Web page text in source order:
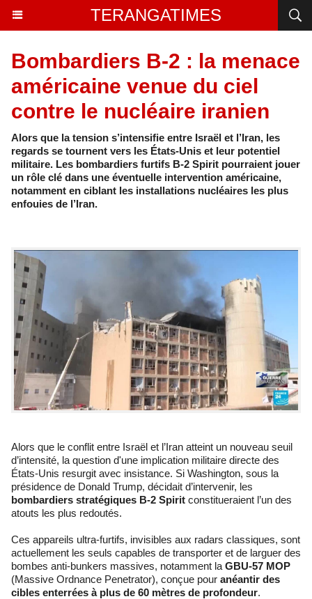
TERANGATIMES
Bombardiers B-2 : la menace
américaine venue du ciel
contre le nucléaire iranien
Alors que la tension s’intensifie entre Israël et l’Iran, les
regards se tournent vers les États-Unis et leur potentiel
militaire. Les bombardiers furtifs B-2 Spirit pourraient jouer
un rôle clé dans une éventuelle intervention américaine,
notamment en ciblant les installations nucléaires les plus
enfouies de l’Iran.
Alors que le conflit entre Israël et l’Iran atteint un nouveau seuil
d’intensité, la question d'une implication militaire directe des
États-Unis resurgit avec insistance. Si Washington, sous la
présidence de Donald Trump, décidait d’intervenir, les
bombardiers stratégiques B-2 Spirit constitueraient l’un des
atouts les plus redoutés.
Ces appareils ultra-furtifs, invisibles aux radars classiques, sont
actuellement les seuls capables de transporter et de larguer des
bombes anti-bunkers massives, notamment la GBU-57 MOP
(Massive Ordnance Penetrator), conçue pour anéantir des
cibles enterrées à plus de 60 mètres de profondeur.